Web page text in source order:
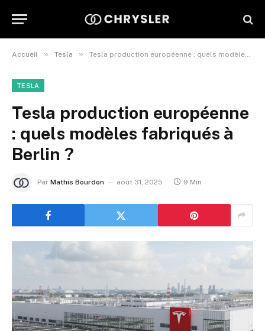
Accueil » Tesla » Tesla production européenne : quels modèles fabriqués à Berlin ?
TESLA
Tesla production européenne
: quels modèles fabriqués à
Berlin ?
Par Mathis Bourdon août 31, 2025 9 Min